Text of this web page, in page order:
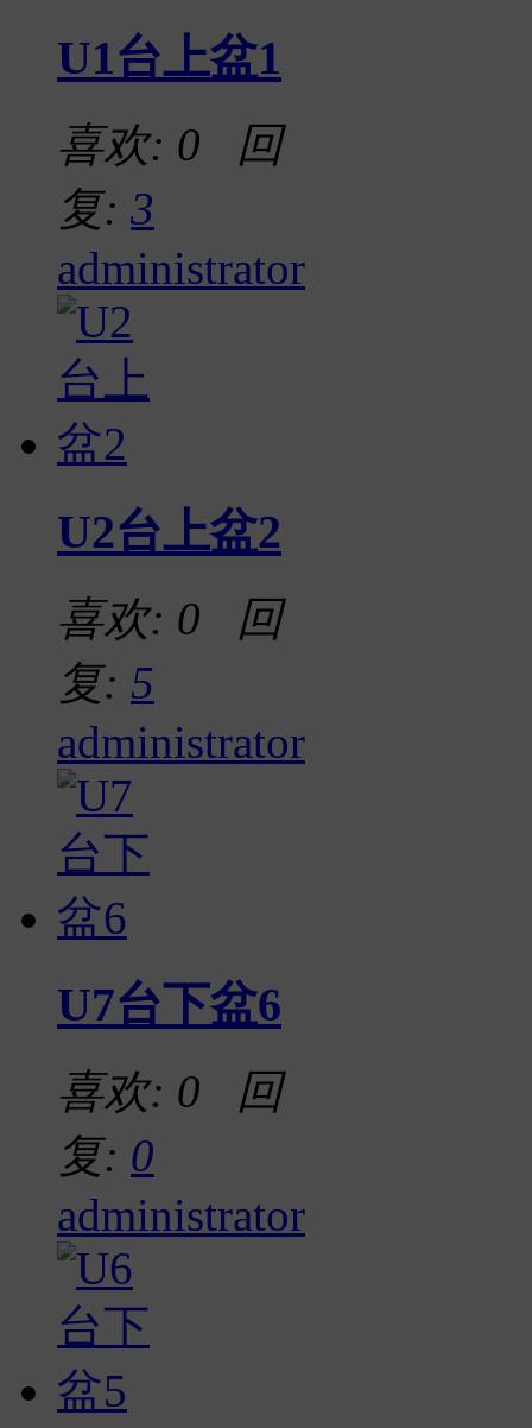
U1台上盆1
喜欢: 0 回
复: 3
administrator
U2台上盆2
喜欢: 0 回
复: 5
administrator
U7台下盆6
喜欢: 0 回
复: 0
administrator